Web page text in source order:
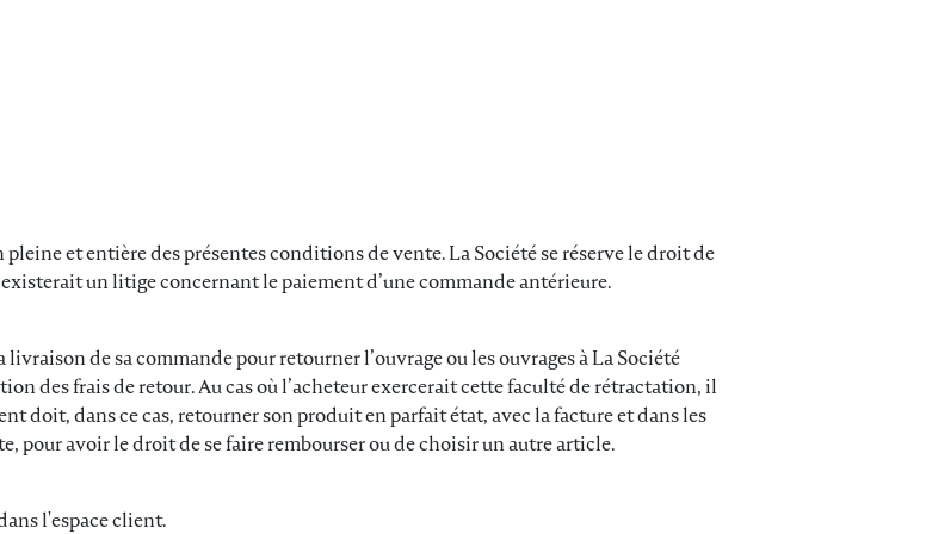
et entière des présentes conditions de vente. La Société se réserve le droit de
un litige concernant le paiement d’une commande antérieure.
de sa commande pour retourner l’ouvrage ou les ouvrages à La Société
des frais de retour. Au cas où l’acheteur exercerait cette faculté de rétractation, il
doit, dans ce cas, retourner son produit en parfait état, avec la facture et dans les
pour avoir le droit de se faire rembourser ou de choisir un autre article.
l'espace client.